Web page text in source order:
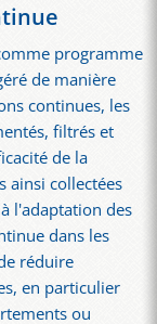
programme
de manière
continues, les
filtrés et
de la
ainsi collectées
l'adaptation des
dans les
réduire
en particulier
ou